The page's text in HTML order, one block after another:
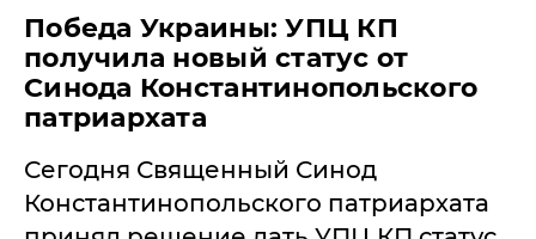
Победа Украины: УПЦ КП
получила новый статус от
Синода Константинопольского
патриархата
Сегодня Священный Синод
Константинопольского патриархата